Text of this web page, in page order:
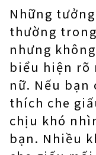
Những
thường
nhưng
biểu hiện rõ
nữ. Nếu bạn
thích che
chịu khó
bạn. Nhiều